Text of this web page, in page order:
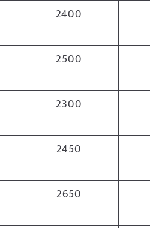
2400
2500
2300
2450
2650